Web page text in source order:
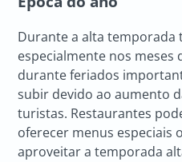
Durante a alta temporada
especialmente nos meses
durante feriados
subir devido ao aumento
turistas. Restaurantes
oferecer menus especiais
aproveitar a temporada